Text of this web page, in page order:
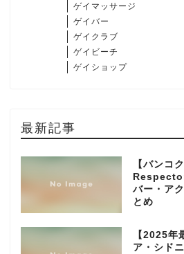
ゲイマッサージ
ゲイバー
ゲイクラブ
ゲイビーチ
ゲイショップ
最新記事
【バンコ
バー・ア
とめ
【2025年
ア・シド